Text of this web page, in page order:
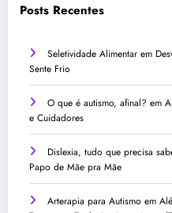
Posts Recentes
Seletividade Alimentar em
Sente Frio
O que é autismo, afinal? em
e Cuidadores
Dislexia, tudo que precisa
Papo de Mãe pra Mãe
Arterapia para Autismo em